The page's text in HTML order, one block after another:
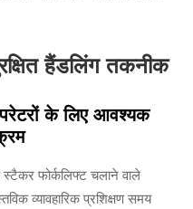
हैंडलिंग तकनीक
के लिए आवश्यक
फोर्कलिफ्ट चलाने वाले
व्यावहारिक प्रशिक्षण समय